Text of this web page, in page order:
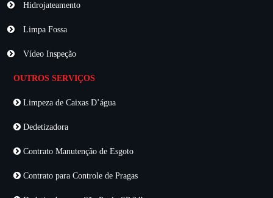
Hidrojateamento
Limpa Fossa
Vídeo Inspeção
OUTROS SERVIÇOS
Limpeza de Caixas D’água
Dedetizadora
Contrato Manutenção de Esgoto
Contrato para Controle de Pragas